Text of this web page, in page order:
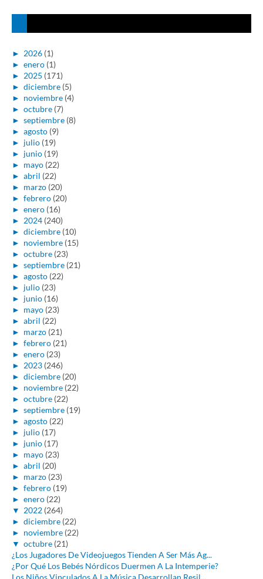
► 2026 (1)
► enero (1)
► 2025 (171)
► diciembre (5)
► noviembre (4)
► octubre (7)
► septiembre (8)
► agosto (9)
► julio (19)
► junio (19)
► mayo (22)
► abril (22)
► marzo (20)
► febrero (20)
► enero (16)
► 2024 (240)
► diciembre (10)
► noviembre (15)
► octubre (23)
► septiembre (21)
► agosto (22)
► julio (23)
► junio (16)
► mayo (23)
► abril (22)
► marzo (21)
► febrero (21)
► enero (23)
► 2023 (246)
► diciembre (20)
► noviembre (22)
► octubre (22)
► septiembre (19)
► agosto (22)
► julio (17)
► junio (17)
► mayo (23)
► abril (20)
► marzo (23)
► febrero (19)
► enero (22)
▼ 2022 (264)
► diciembre (22)
► noviembre (22)
▼ octubre (21)
¿Los Jugadores De Videojuegos Tienden A Ser Más Ag...
¿Por Qué Los Bebés Nórdicos Duermen A La Intemperie?
Los Niños Vinculados A La Música Desarrollan Resil...